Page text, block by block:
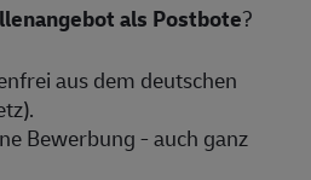
als Postbote?
aus dem deutschen
Bewerbung - auch ganz